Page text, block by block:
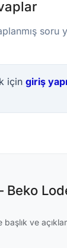
soru
için giriş
başlık ve